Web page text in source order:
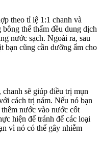
theo tỉ lệ 1:1 chanh và
thể thấm đều dung dịch
nước sạch. Ngoài ra, sau
bạn cũng cần dưỡng ẩm cho
sẽ giúp điều trị mụn
cách trị nám. Nếu nó bạn
nước vào nước cốt
hiện để tránh để các loại
vì nó có thể gây nhiễm